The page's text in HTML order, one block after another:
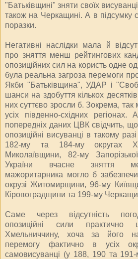
"Батьківщині" зняти своїх
також на Черкащині. А в підсумку
поразки.
Негативні наслідки мала й
про зняття менш рейтингових
опозиційних сил на користь одне
була реальна загроза перемоги
Якби "Батьківщина", УДАР і
шанси на здобуття кількох
них суттєво зросли б. Зокрема,
усіх південно-східних регіонах.
попередніх даних ЦВК свідчить,
опозиційні висуванці в такому
182-му та 184-му округах
Миколаївщини, 82-му
України вчасне зняття
мажоритарника могло б
окрузі Житомирщини, 96-му
Кіровоградщини та 199-му
Саме через відсутність
опозиційні сили практично
Хмельниччину, хоча за його
перемогу фактично в усіх
самовисуванці (у 188, 190 та